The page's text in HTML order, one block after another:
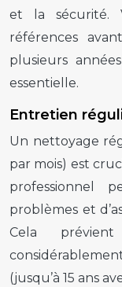
et la sécurité.
références
plusieurs
essentielle.
Entretien
Un nettoyage
par mois) est
professionnel
problèmes et
Cela
(jusqu’à 15 ans